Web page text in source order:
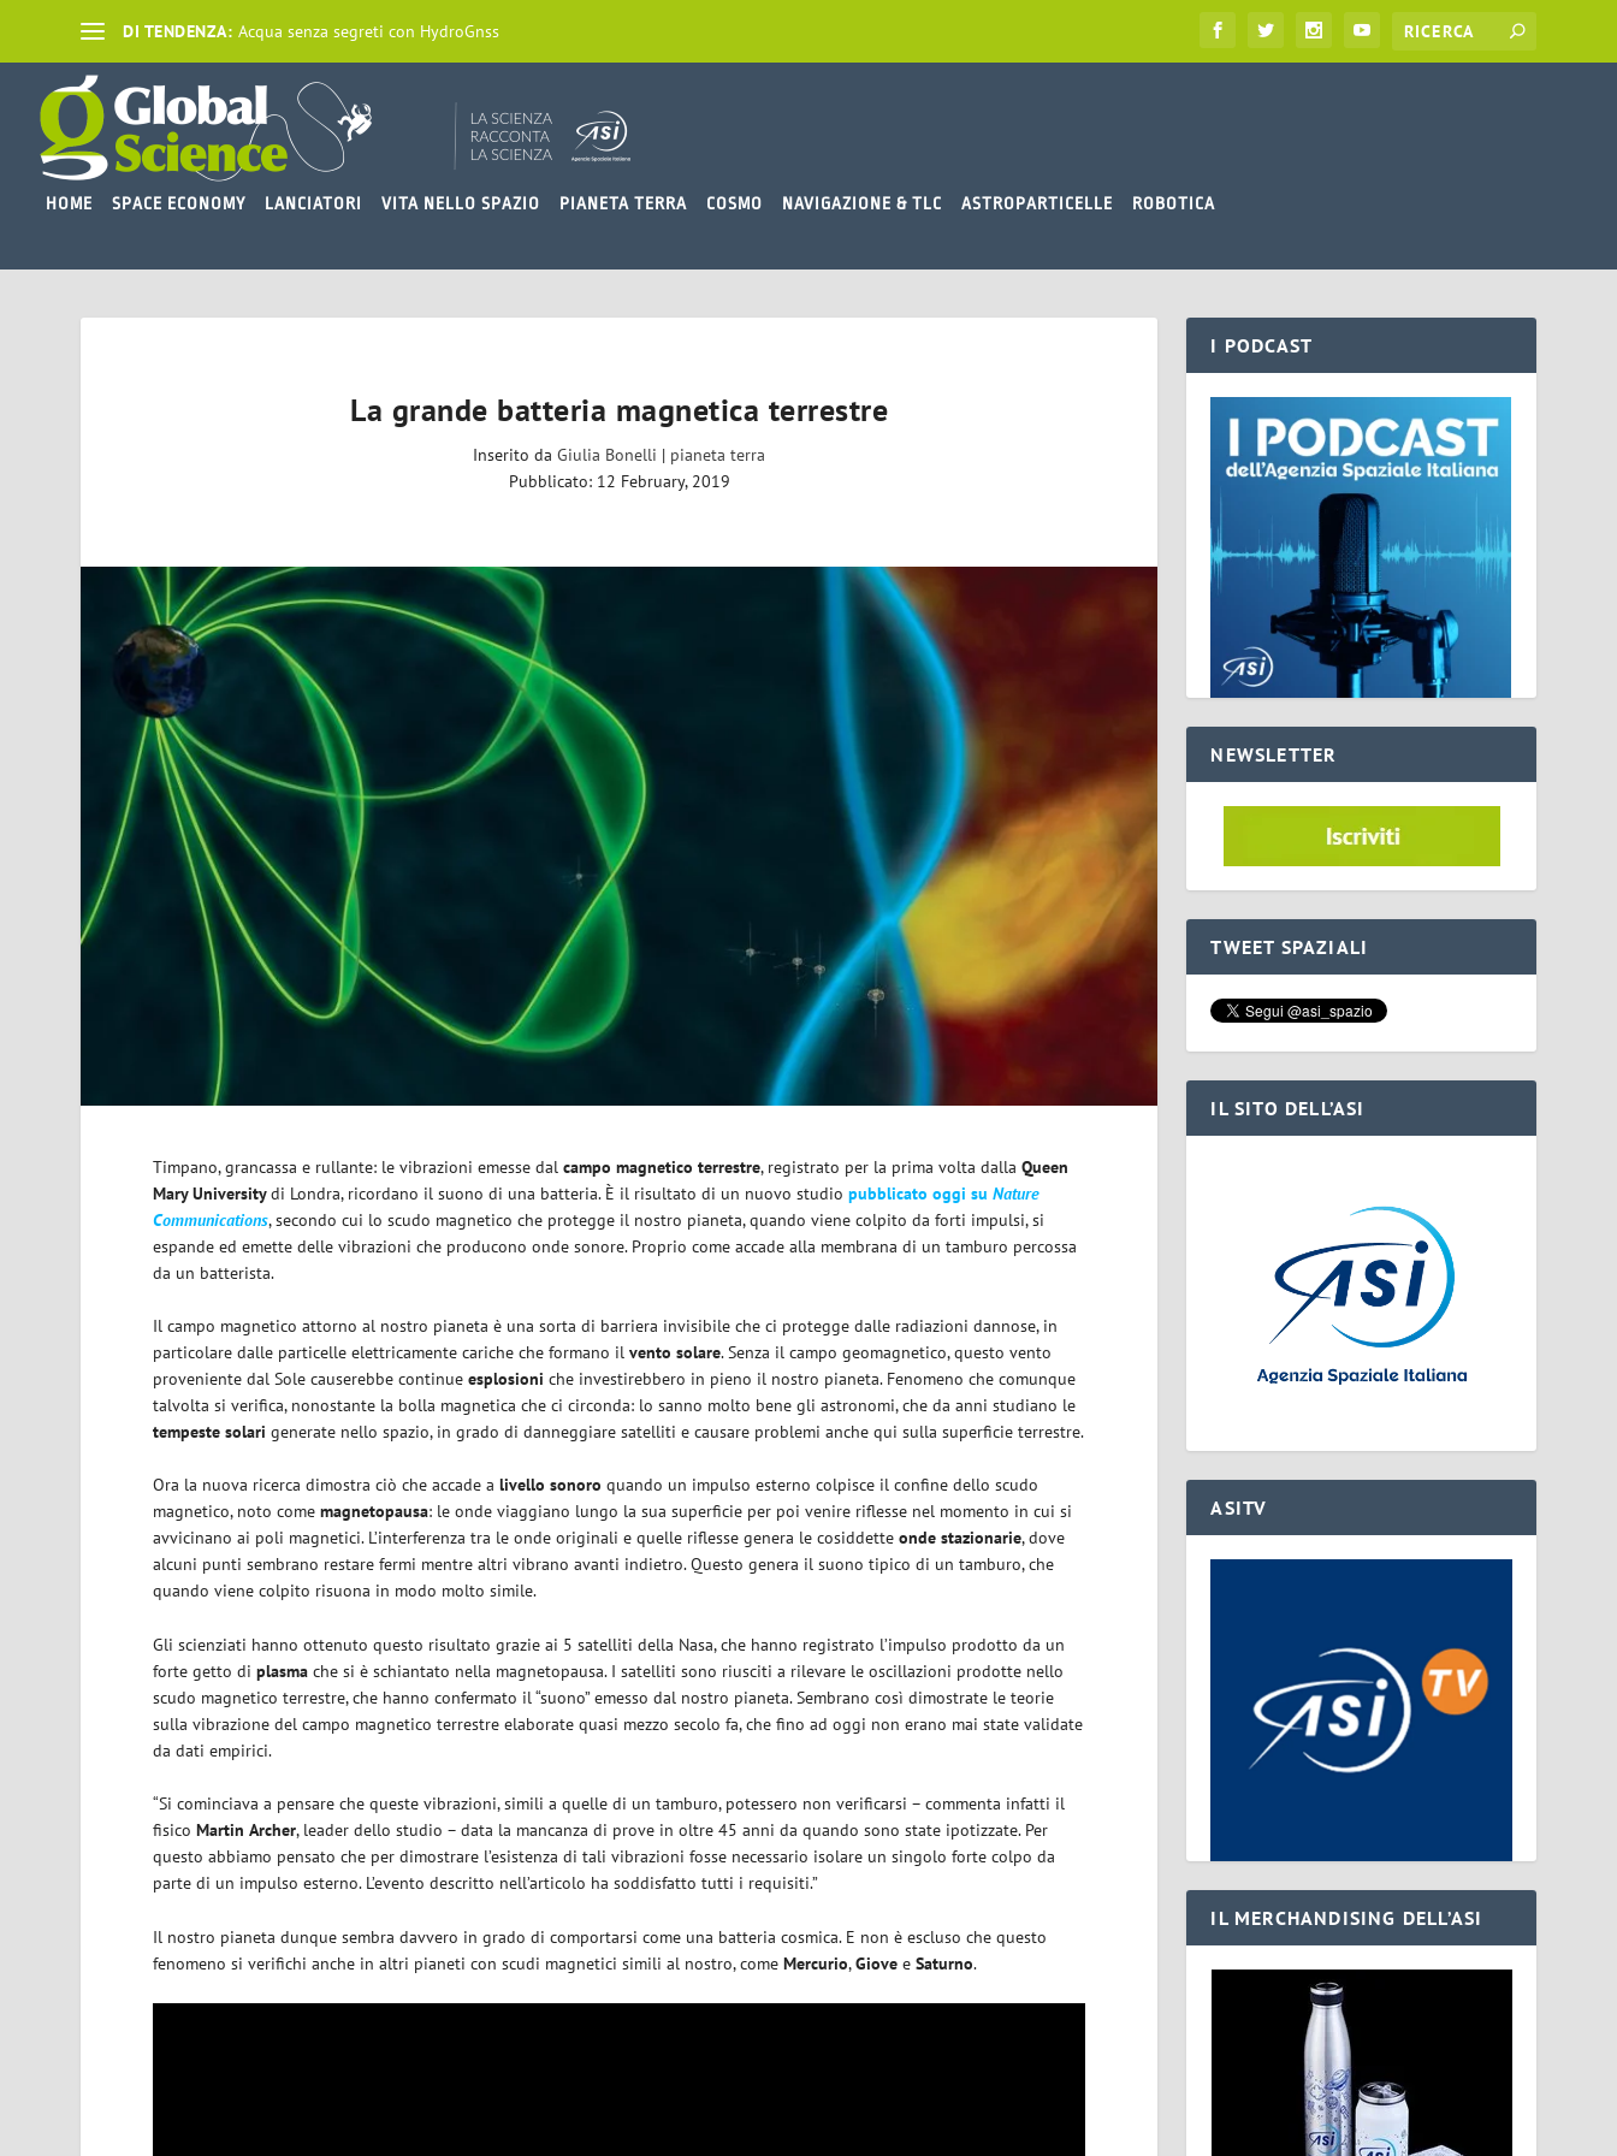
DI TENDENZA: Acqua senza segreti con HydroGnss
HOME SPACE ECONOMY LANCIATORI VITA NELLO SPAZIO PIANETA TERRA COSMO NAVIGAZIONE & TLC ASTROPARTICELLE ROBOTICA
La grande batteria magnetica terrestre
Inserito daGiulia Bonelli | pianeta terra
Pubblicato: 12 February, 2019
Timpano, grancassa e rullante: le vibrazioni emesse dalcampo magnetico terrestre, registrato per la prima volta dallaQueen
Mary Universitydi Londra, ricordano il suono di una batteria. È il risultato di un nuovo studiopubblicato oggi suNature
Communications, secondo cui lo scudo magnetico che protegge il nostro pianeta, quando viene colpito da forti impulsi, si
espande ed emette delle vibrazioni che producono onde sonore. Proprio come accade alla membrana di un tamburo percossa
da un batterista.
Il campo magnetico attorno al nostro pianeta è una sorta di barriera invisibile che ci protegge dalle radiazioni dannose, in
particolare dalle particelle elettricamente cariche che formano ilvento solare. Senza il campo geomagnetico, questo vento
proveniente dal Sole causerebbe continueesplosioni che investirebbero in pieno il nostro pianeta. Fenomeno che comunque
talvolta si verifica, nonostante la bolla magnetica che ci circonda: lo sanno molto bene gli astronomi, che da anni studiano le
tempeste solari generate nello spazio, in grado di danneggiare satelliti e causare problemi anche qui sulla superficie terrestre.
Ora la nuova ricerca dimostra ciò che accade alivello sonoro quando un impulso esterno colpisce il confine dello scudo
magnetico, noto comemagnetopausa: le onde viaggiano lungo la sua superficie per poi venire riflesse nel momento in cui si
avvicinano ai poli magnetici. L’interferenza tra le onde originali e quelle riflesse genera le cosiddetteonde stazionarie, dove
alcuni punti sembrano restare fermi mentre altri vibrano avanti indietro. Questo genera il suono tipico di un tamburo, che
quando viene colpito risuona in modo molto simile.
Gli scienziati hanno ottenuto questo risultato grazie ai 5 satellitidella Nasa, che hanno registrato l’impulso prodotto da un
forte getto diplasmache si è schiantato nella magnetopausa. I satelliti sono riusciti a rilevare le oscillazioni prodotte nello
scudo magnetico terrestre, che hanno confermato il “suono” emesso dal nostro pianeta. Sembrano così dimostrate le teorie
sulla vibrazione del campo magnetico terrestre elaborate quasi mezzo secolo fa, che fino ad oggi non erano mai state validate
da dati empirici.
“Si cominciava a pensare che queste vibrazioni, simili a quelle di un tamburo, potessero non verificarsi – commenta infatti il
fisicoMartin Archer, leader dello studio – data la mancanza di prove in oltre 45 anni da quando sono state ipotizzate. Per
questo abbiamo pensato che per dimostrare l’esistenza di tali vibrazioni fosse necessario isolare un singolo forte colpo da
parte di un impulso esterno. L’evento descritto nell’articolo ha soddisfatto tutti i requisiti.”
Il nostro pianeta dunque sembra davvero in grado di comportarsi come una batteria cosmica. E non è escluso che questo
fenomeno si verifichi anche in altri pianeti con scudi magnetici simili al nostro, comeMercurio,Giove eSaturno.
I PODCAST
NEWSLETTER
TWEET SPAZIALI
IL SITO DELL’ASI
ASITV
IL MERCHANDISING DELL’ASI